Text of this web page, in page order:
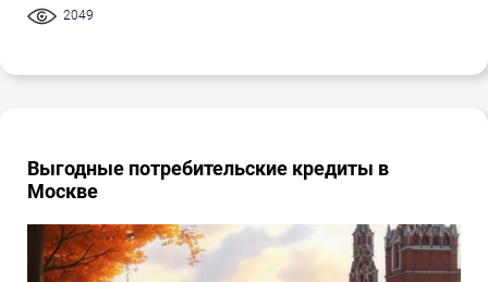
2049
Выгодные потребительские кредиты в
Москве